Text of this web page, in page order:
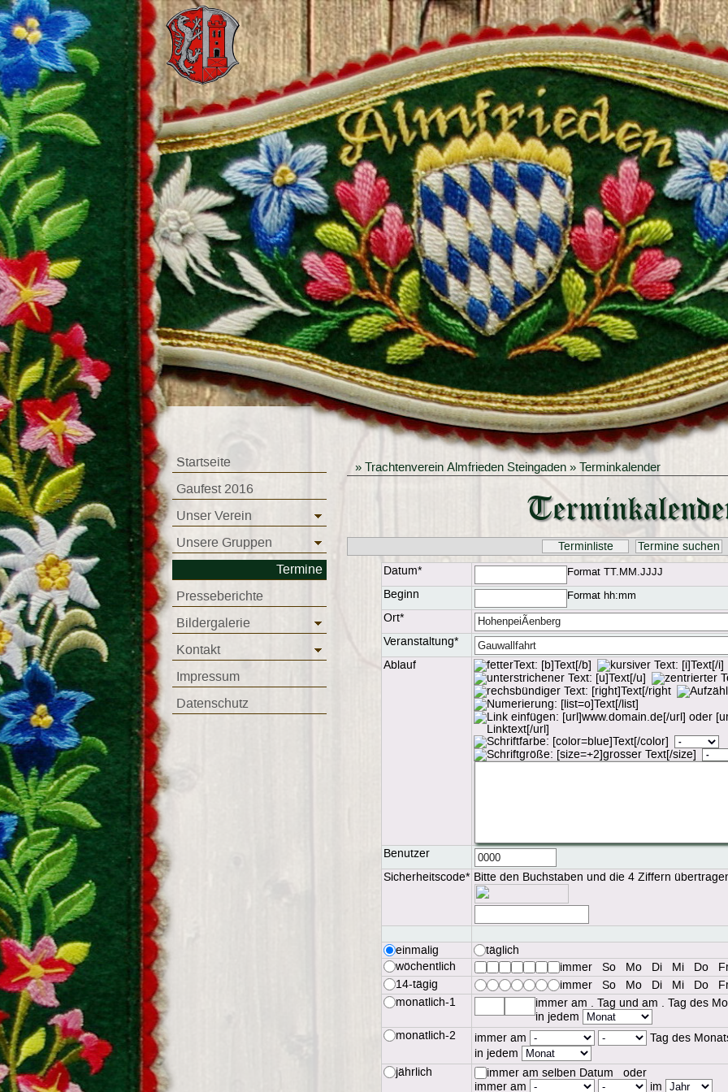
Startseite
Gaufest 2016
Unser Verein
Unsere Gruppen
Termine
Presseberichte
Bildergalerie
Kontakt
Impressum
Datenschutz
» Trachtenverein Almfrieden Steingaden » Terminkalender
Terminliste
Termine suchen
Datum*
Format TT.MM.JJJJ
Beginn Format hh:mm
Ort*
Veranstaltung*
Ablauf
Benutzer
Sicherheitscode* Bitte den Buchstaben und die 4 Ziffern
einmalig
täglich
wöchentlich
immer So Mo Di Mi Do
14-tägig
immer So Mo Di Mi Do
monatlich-1
immer am . Tag und am . Tag des
in jedem
monatlich-2
immer am
Tag des
in jedem
jährlich
immer am selben Datum oder
immer am
im